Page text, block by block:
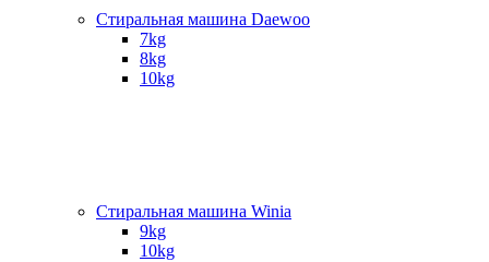
Стиральная машина Daewoo
7kg
8kg
10kg
Стиральная машина Winia
9kg
10kg